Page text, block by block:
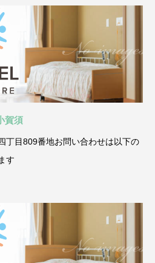
賀須
丁目809番地お問い合わせは以下の
す